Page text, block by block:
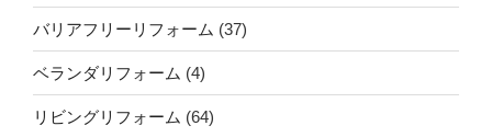
バリアフリーリフォーム (37)
ベランダリフォーム (4)
リビングリフォーム (64)